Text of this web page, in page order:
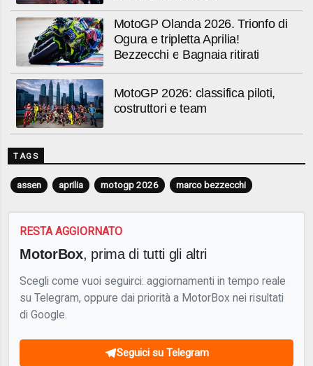
MotoGP Olanda 2026. Trionfo di
Ogura e tripletta Aprilia!
Bezzecchi e Bagnaia ritirati
MotoGP 2026: classifica piloti,
costruttori e team
TAGS
assen aprilia motogp 2026 marco bezzecchi
RESTA AGGIORNATO
MotorBox, prima di tutti gli altri
Scegli come vuoi seguirci: aggiornamenti in tempo reale
su Telegram, oppure dai priorità a MotorBox nei risultati
di Google.
Seguici su Telegram